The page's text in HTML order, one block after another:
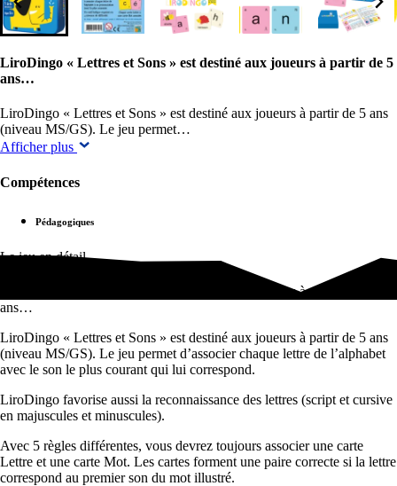
LiroDingo « Lettres et Sons » est destiné aux joueurs à partir de 5
ans…
LiroDingo « Lettres et Sons » est destiné aux joueurs à partir de 5 ans
(niveau MS/GS). Le jeu permet…
Afficher plus
Compétences
Pédagogiques
Le jeu en détail
LiroDingo « Lettres et Sons » est destiné aux joueurs à partir de 5
ans…
LiroDingo « Lettres et Sons » est destiné aux joueurs à partir de 5 ans
(niveau MS/GS). Le jeu permet d’associer chaque lettre de l’alphabet
avec le son le plus courant qui lui correspond.
LiroDingo favorise aussi la reconnaissance des lettres (script et cursive
en majuscules et minuscules).
Avec 5 règles différentes, vous devrez toujours associer une carte
Lettre et une carte Mot. Les cartes forment une paire correcte si la lettre
correspond au premier son du mot illustré.